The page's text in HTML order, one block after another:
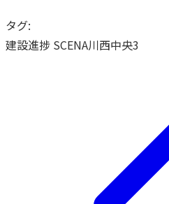
タグ:
建設進捗 SCENA川西中央3